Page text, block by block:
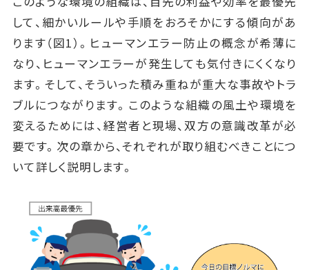
して、細かいルールや手順をおろそかにする傾向があ
ります（図1）。ヒューマンエラー防止の概念が希薄に
なり、ヒューマンエラーが発生しても気付きにくくなり
ます。そして、そういった積み重ねが重大な事故やトラ
ブルにつながります。このような組織の風土や環境を
変えるためには、経営者と現場、双方の意識改革が必
要です。次の章から、それぞれが取り組むべきことにつ
いて詳しく説明します。